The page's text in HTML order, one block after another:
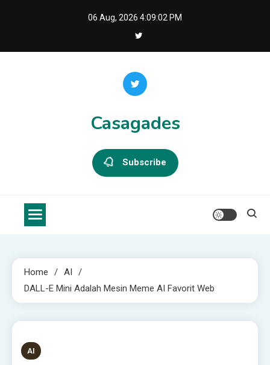
06 Aug, 2026 4:09:02 PM
Casagades
Subscribe
Home
AI
DALL-E Mini Adalah Mesin Meme AI Favorit Web
3 MINS READ
AI